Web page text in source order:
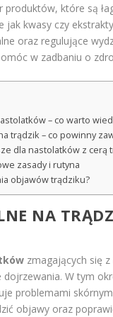
produktów, które są
jak kwasy czy
oraz regulujące
w zadbaniu o
– co warto
trądzik – co powinny
dla nastolatków z cerą
zasady i rutyna
objawów trądziku?
NA
zmagających się z
dojrzewania. W tym
problemami
objawy oraz